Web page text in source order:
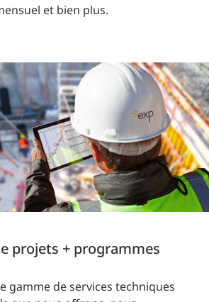
et bien plus.
projets + programmes
gamme de services techniques